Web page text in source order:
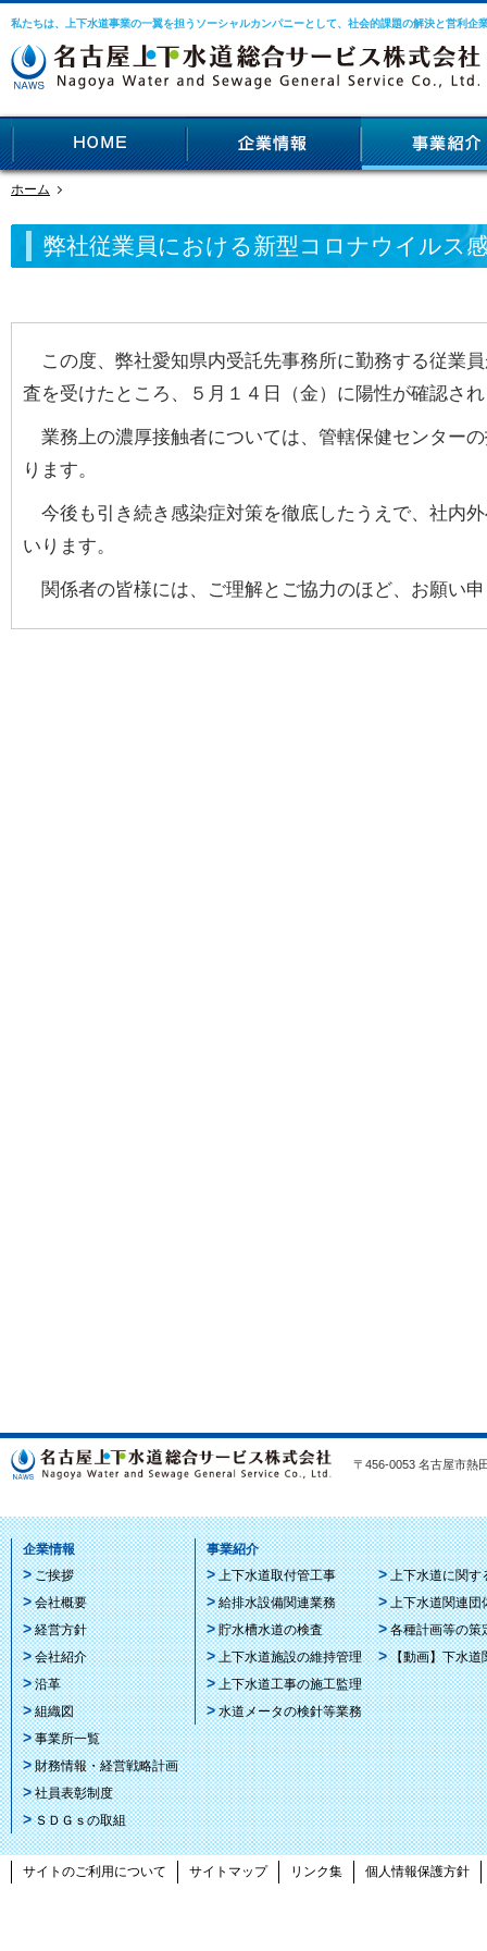
私たちは、上下水道事業の一翼を担うソーシャルカンパニーとして、社会的課題の解決と営利企
ホーム
弊社従業員における新型コロナウイルス
この度、弊社愛知県内受託先事務所に勤務する従業
査を受けたところ、５月１４日（金）に陽性が確認さ
業務上の濃厚接触者については、管轄保健センター
ります。
今後も引き続き感染症対策を徹底したうえで、社内
いります。
関係者の皆様には、ご理解とご協力のほど、お願い
〒456-0053 名古屋市
企業情報
ご挨拶
会社概要
経営方針
会社紹介
沿革
組織図
事業所一覧
財務情報・経営戦略計画
社員表彰制度
ＳＤＧｓの取組
事業紹介
上下水道取付管工事
給排水設備関連業務
貯水槽水道の検査
上下水道施設の維持管理
上下水道工事の施工監理
水道メータの検針等業務
上下水道に関す
上下水道関連団
各種計画等の策
【動画】下水道
サイトのご利用について サイトマップ リンク集 個人情報保護方針